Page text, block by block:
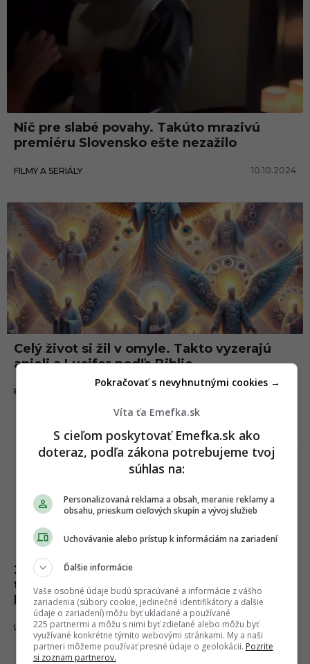
Nič pre slabé povahy. Takúto mrazivú
premiéru Slovensko ešte nezažilo
FILMY A SERIÁLY 10.10.2024
Celý život si žil v omyle. Takto vyzerajú
anjeli a Lucifer podľa Biblie
KURIOZITY
20 mrazivých a strašidelných obrázkov
talentovaného umelca ti naženie husiu
kožu (2. časť)
UMENIE 08.04.2022
Víta ťa Emefka.sk
S cieľom poskytovať Emefka.sk ako
doteraz, podľa zákona potrebujeme tvoj
súhlas na:
Personalizovaná reklama a obsah, meranie reklamy a
obsahu, prieskum cieľových skupín a vývoj služieb
Uchovávanie alebo prístup k informáciám na zariadení
Ďalšie informácie
Vaše osobné údaje budú spracúvané a informácie z vášho
zariadenia (súbory cookie, jedinečné identifikátory a ďalšie
údaje o zariadení) môžu byť ukladané a používané
225 partnermi a môžu s nimi byť zdieľané alebo môžu byť
využívané konkrétne týmito webovými stránkami. My a naši
partneri môžeme používať presné údaje o geolokácii. Pozrite
si zoznam partnerov.
Pokračovať s nevyhnutnými cookies →